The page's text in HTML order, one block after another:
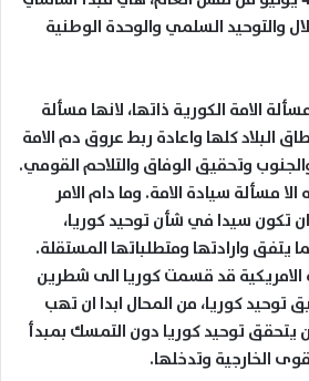
والتوحيد السلمي والوحدة الوطنية
الامة الكورية ذاتها، لانها مسألة
البلاد كلها واعادة ربط عروق دم الامة
وتحقيق الوفاق والتلاحم القومي.
مسألة سيادة الامة. وما دام الامر
ان تكون سيدا في شأن توحيد كوريا،
يتفق وارادتها ومتطلباتها المستقلة.
الامريكية قد قسمت كوريا الى شطرين
تعيق توحيد كوريا، من المحال ابدا ان تهب
يتحقق توحيد كوريا دون التمسك بمبدأ
الخارجية وتدخلها.